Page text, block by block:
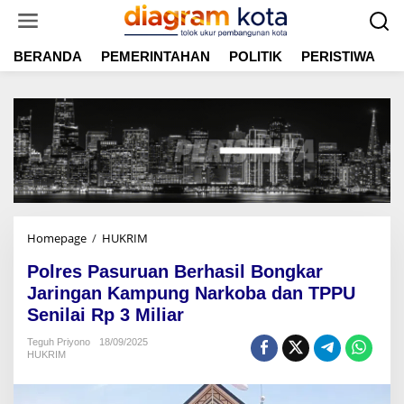
t
BERANDA PEMERINTAHAN POLITIK PERISTIWA
Homepage / HUKRIM
l
r
e
s
Polres Pasuruan Berhasil Bongkar
Jaringan Kampung Narkoba dan TPPU
Senilai Rp 3 Miliar
Teguh Priyono
18/09/2025
HUKRIM